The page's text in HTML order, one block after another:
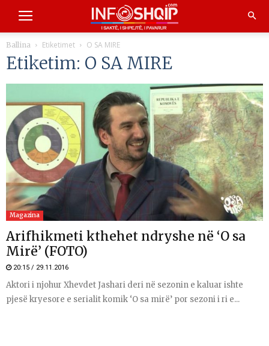
Ballina Etiketimet O SA MIRE
Etiketim: O SA MIRE
Magazina
Arifhikmeti kthehet ndryshe në ‘O sa
Mirë’ (FOTO)
20:15 / 29.11.2016
Aktori i njohur Xhevdet Jashari deri në sezonin e kaluar ishte
pjesë kryesore e serialit komik ‘O sa mirë’ por sezoni i ri e...